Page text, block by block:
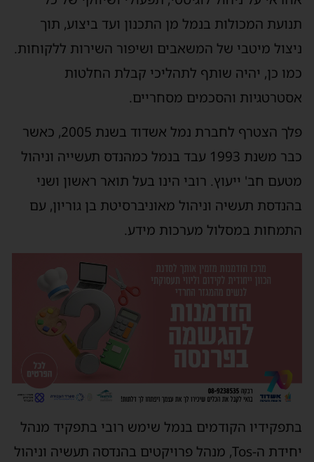
תנועת המכולות בנמל מן התכנון ועד ביצוע, תוך
ניצול מיטבי של המשאבים ושיפור השירות ללקוחות.
כמו כן, יהיה שותף לתהליכי קבלת החלטות
אסטרטגיות והסכמים מסחריים.
פלך הצטרף לחברת נמל אשדוד בשנת 2005, כאשר
כבר משנת 1993 עבד בנמל כמהנדס תעשייה וניהול
מטעם חב' ייעוץ. רובי הינו בעל תואר ראשון ושני
בהנדסת תעשיה וניהול מאוניברסיטת בן גוריון, עם
התמחות במסלול מערכות מידע.
בתפקידיו הקודמים בנמל שימש רובי בתפקיד מנהל
יחידת ה-Tos, מנהל פרויקטים בהנדסה תעשיה וניהול